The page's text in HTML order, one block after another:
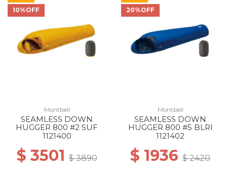
10%OFF
Montbell
SEAMLESS DOWN
HUGGER 800 #2 SUF
1121400
$ 3501$ 3890
20%OFF
Montbell
SEAMLESS DOWN
HUGGER 800 #5 BLRI
1121402
$ 1936 $ 2420